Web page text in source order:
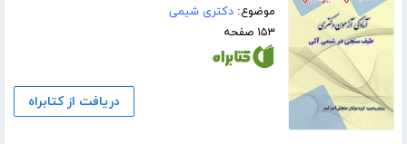
موضوع:دکتری شیمی
۱۵۳ صفحه
دریافت از کتابراه